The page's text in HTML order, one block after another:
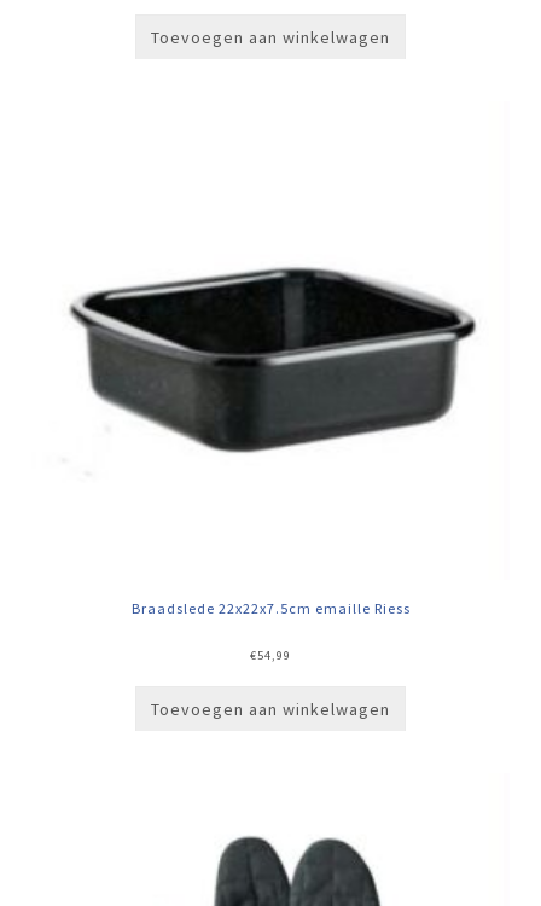
Toevoegen aan winkelwagen
Braadslede 22x22x7.5cm emaille Riess
€54,99
Toevoegen aan winkelwagen